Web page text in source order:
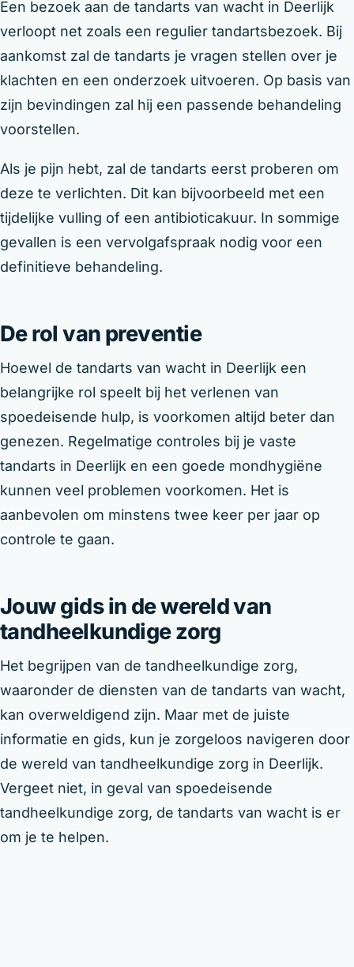
Een bezoek aan de tandarts van wacht in Deerlijk
verloopt net zoals een regulier tandartsbezoek. Bij
aankomst zal de tandarts je vragen stellen over je
klachten en een onderzoek uitvoeren. Op basis van
zijn bevindingen zal hij een passende behandeling
voorstellen.
Als je pijn hebt, zal de tandarts eerst proberen om
deze te verlichten. Dit kan bijvoorbeeld met een
tijdelijke vulling of een antibioticakuur. In sommige
gevallen is een vervolgafspraak nodig voor een
definitieve behandeling.
De rol van preventie
Hoewel de tandarts van wacht in Deerlijk een
belangrijke rol speelt bij het verlenen van
spoedeisende hulp, is voorkomen altijd beter dan
genezen. Regelmatige controles bij je vaste
tandarts in Deerlijk en een goede mondhygiëne
kunnen veel problemen voorkomen. Het is
aanbevolen om minstens twee keer per jaar op
controle te gaan.
Jouw gids in de wereld van
tandheelkundige zorg
Het begrijpen van de tandheelkundige zorg,
waaronder de diensten van de tandarts van wacht,
kan overweldigend zijn. Maar met de juiste
informatie en gids, kun je zorgeloos navigeren door
de wereld van tandheelkundige zorg in Deerlijk.
Vergeet niet, in geval van spoedeisende
tandheelkundige zorg, de tandarts van wacht is er
om je te helpen.